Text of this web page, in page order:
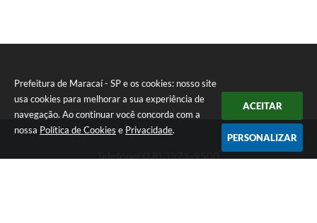
Prefeitura de Maracaí - SP e os cookies: nosso site
usa cookies para melhorar a sua experiência de
navegação. Ao continuar você concorda com a
nossa Política de Cookies e Privacidade.
ACEITAR
PERSONALIZAR
Telefone: (18) 3371-9500